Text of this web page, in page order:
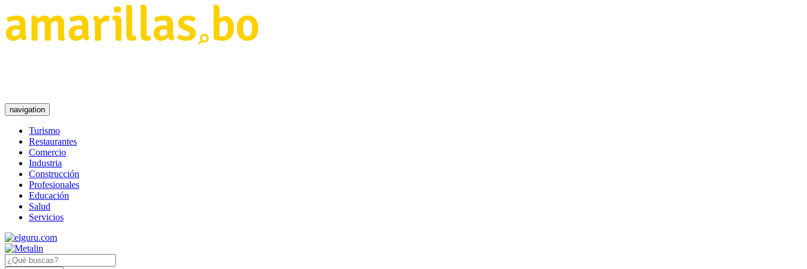
navigation
Turismo
Restaurantes
Comercio
Industria
Construcción
Profesionales
Educación
Salud
Servicios